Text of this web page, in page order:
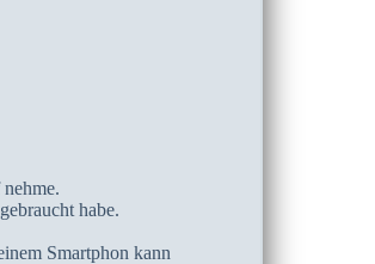
habe.
Smartphon kann